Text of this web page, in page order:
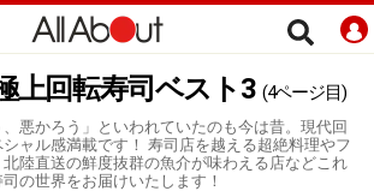
上回転寿司ベスト3 (4ページ目)
悪かろう」といわれていたのも今は昔。現代回
ャル感満載です！ 寿司店を越える超絶料理やフ
陸直送の鮮度抜群の魚介が味わえる店などこれ
の世界をお届けいたします！